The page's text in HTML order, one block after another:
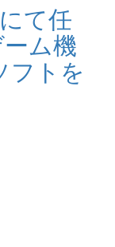
て任
ム機
フトを